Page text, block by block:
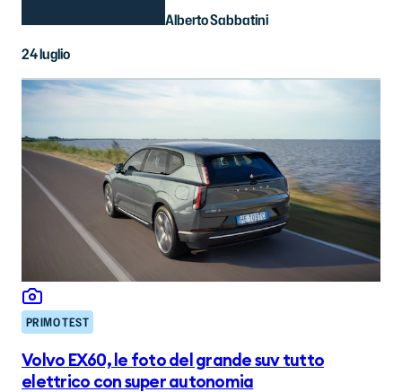
Alberto Sabbatini
24 luglio
PRIMO TEST
Volvo EX60, le foto del grande suv tutto
elettrico con super autonomia